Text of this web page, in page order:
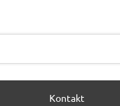
Kontakt